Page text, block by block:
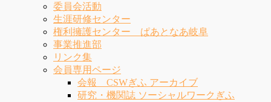
委員会活動
生涯研修センター
権利擁護センター ぱあとなあ岐阜
事業推進部
リンク集
会員専用ページ
会報 CSWぎふ アーカイブ
研究・機関誌 ソーシャルワークぎふ